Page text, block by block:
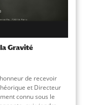
Gravité
de recevoir
et Directeur
connu sous le